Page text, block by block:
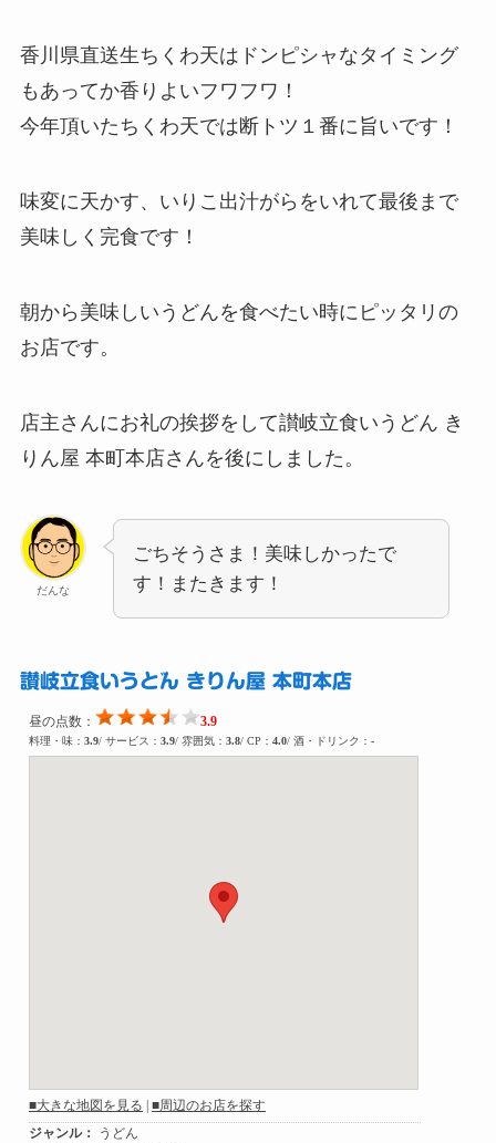
香川県直送生ちくわ天はドンピシャなタイミング
もあってか香りよいフワフワ！
今年頂いたちくわ天では断トツ１番に旨いです！
味変に天かす、いりこ出汁がらをいれて最後まで
美味しく完食です！
朝から美味しいうどんを食べたい時にピッタリの
お店です。
店主さんにお礼の挨拶をして讃岐立食いうどん き
りん屋 本町本店さんを後にしました。
だんな
ごちそうさま！美味しかったで
す！またきます！
讃岐立食いうどん きりん屋 本町本店